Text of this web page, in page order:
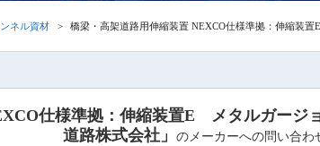
ネル資材 橋梁・高架道路用伸縮装置 NEXCO仕様準拠：伸縮装
仕様準拠：伸縮装置E メタルガー
道路株式会社」
のメーカーへの問い合わ